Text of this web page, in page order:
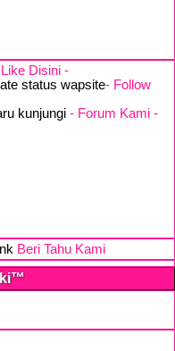
Disini -
status wapsite- Follow
kunjungi - Forum Kami -
Beri Tahu Kami